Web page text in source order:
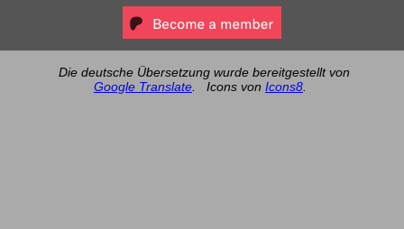
Die deutsche Übersetzung wurde bereitgestellt von
Google Translate
Icons von Icons8